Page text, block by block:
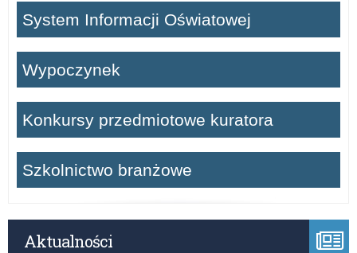
System Informacji Oświatowej
Wypoczynek
Konkursy przedmiotowe kuratora
Szkolnictwo branżowe
Aktualności